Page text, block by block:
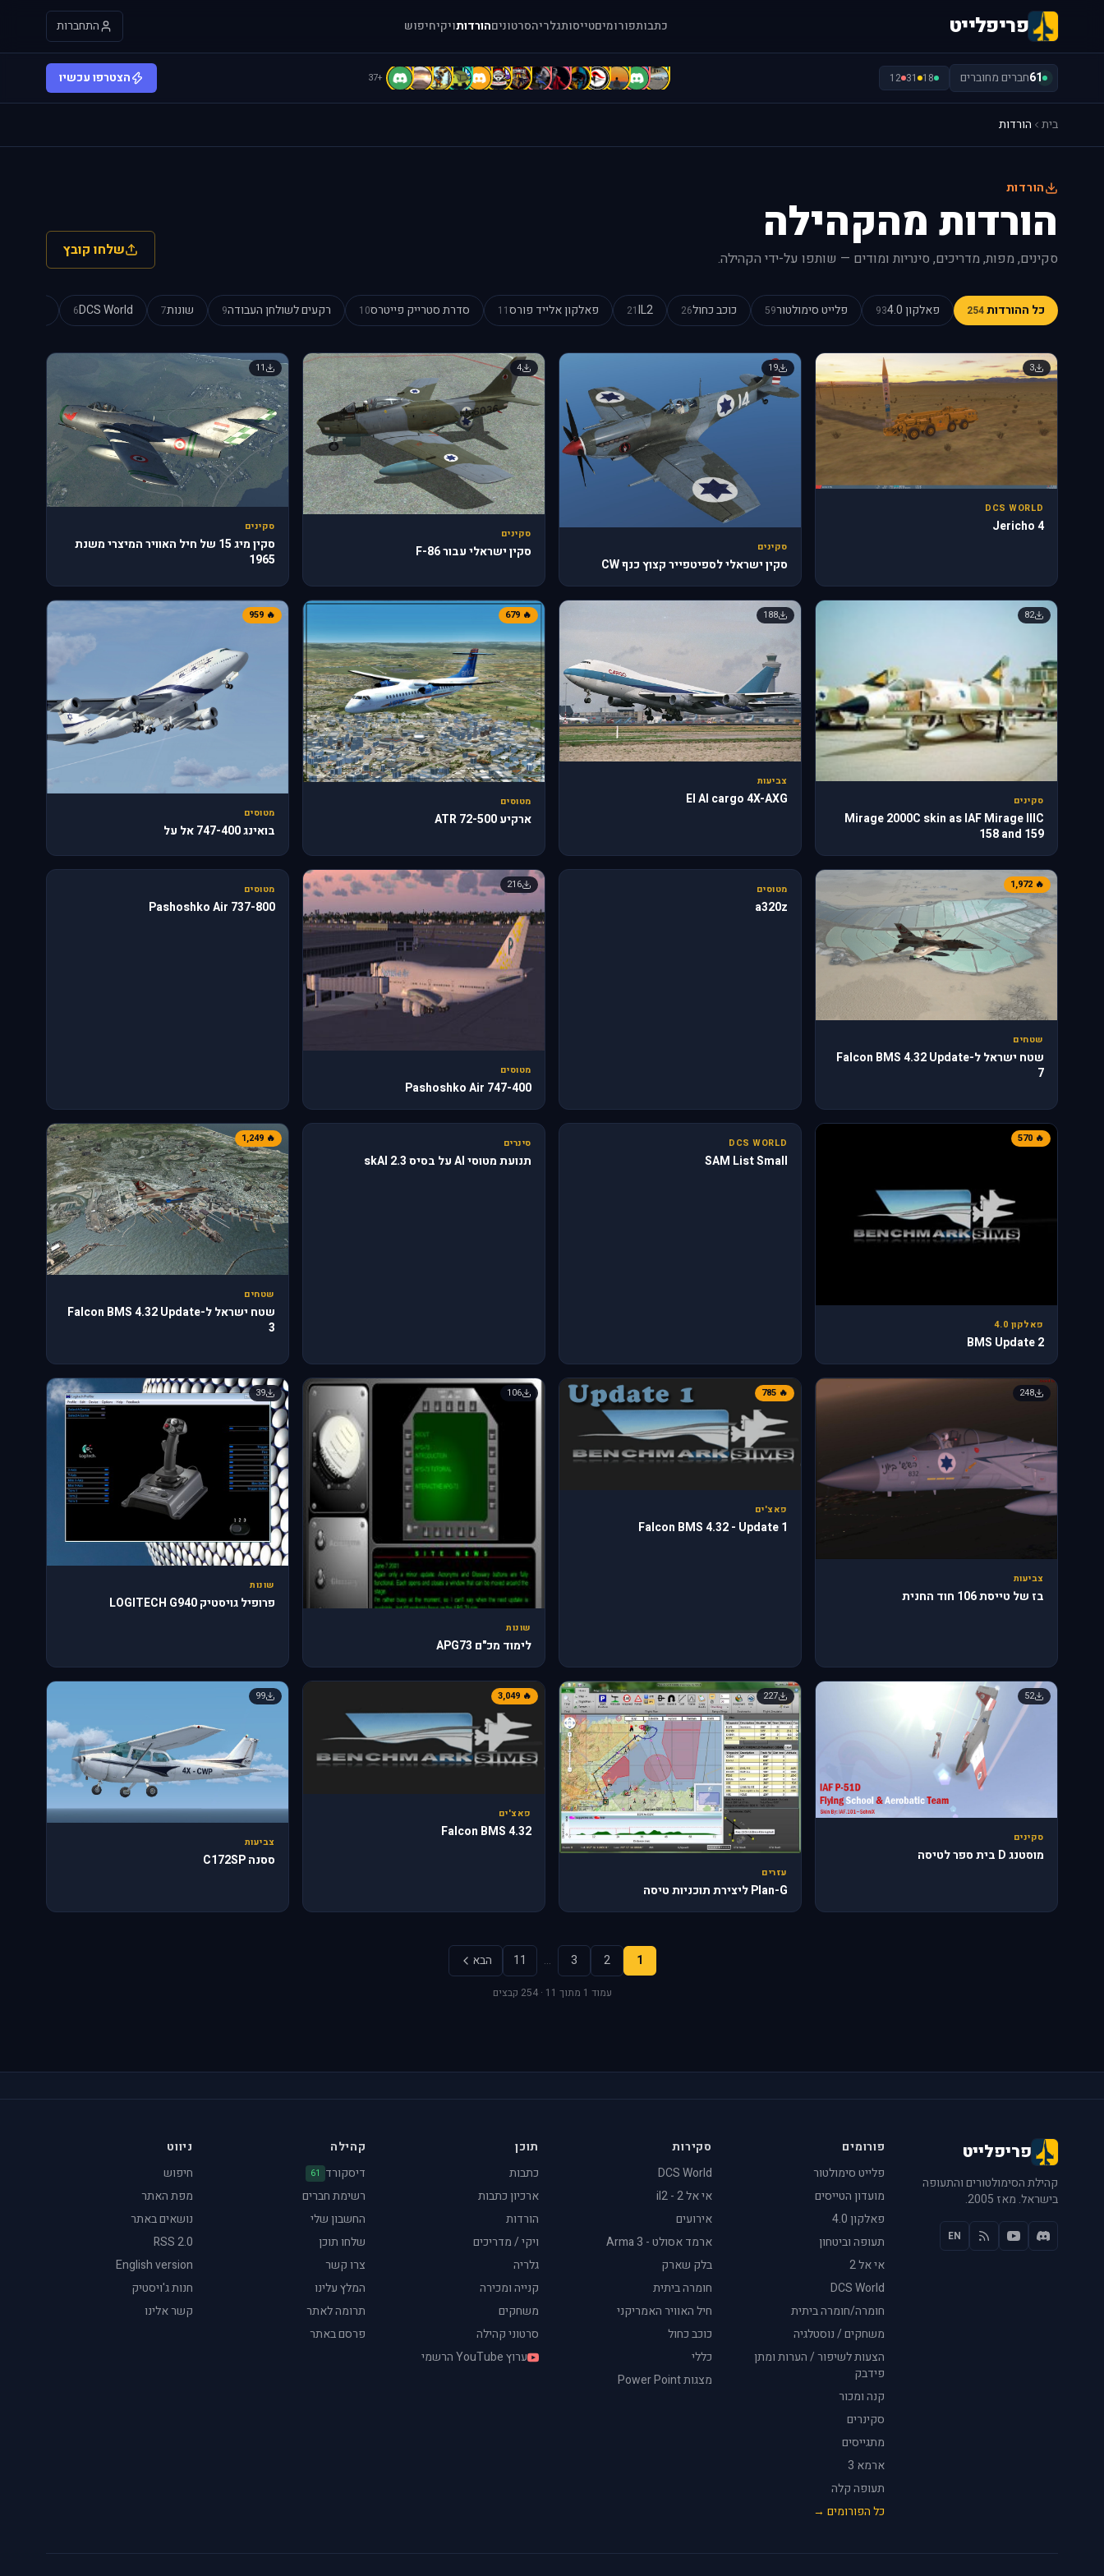
פריפלייט כתבותפורומיםטייסותגלריהסרטוניםהורדותויקיחיפוש התחברות
61חברים מחוברים 18
31
12
[
a
A
A
A
A
A
b
b
B
C
C
D
D
+37 הצטרפו עכשיו
בית הורדות
הורדות
הורדות מהקהילה
סקינים, מפות, מדריכים, סינריות ומודים — שותפו על-ידי הקהילה. שלחו קובץ
כל ההורדות254 פאלקון 4.0 93 פלייט סימולטור59 כוכב כחול26
IL2
21 פאלקון אלייד פורס11 סדרת סטרייק פייטרס10 רקעים לשולחן העבודה9 שונות7
DCS World
6
3
DCS WORLD
Jericho 4
19
סקינים
סקין ישראלי לספיטפייר קצוץ כנף CW
4
סקינים
סקין ישראלי עבור F-86
11
סקינים
סקין מיג 15 של חיל האוויר המיצרי משנת
1965
82
סקינים
Mirage 2000C skin as IAF Mirage IIIC
158 and 159
188
צביעות
El Al cargo 4X-AXG
🔥 679
מטוסים
ארקיע ATR 72-500
🔥 959
מטוסים
בואינג 747-400 אל על
🔥 1,972
שטחים
שטח ישראל ל-Falcon BMS 4.32 Update
7
🔥 818
מטוסים
a320z
216
מטוסים
747-400 Pashoshko Air
187
מטוסים
737-800 Pashoshko Air
🔥 570
פאלקון 4.0
BMS Update 2
31
DCS WORLD
SAM List Small
🔥 610
סינרים
תנועת מטוסי AI על בסיס skAI 2.3
🔥 1,249
שטחים
שטח ישראל ל-Falcon BMS 4.32 Update
3
248
צביעות
בז של טייסת 106 חוד החנית
🔥 785
פאצ'ים
Falcon BMS 4.32 - Update 1
106
שונות
לימוד מכ"ם APG73
39
שונות
פרופיל גויסטיק LOGITECH G940
52
סקינים
מוסטנג D בית ספר לטיסה
227
עזרים
Plan-G ליצירת תוכניות טיסה
🔥 3,049
פאצ'ים
Falcon BMS 4.32
99
צביעות
ססנה C172SP
1
2
3
…
11 הבא
עמוד 1 מתוך 11 · 254 קבצים
פריפלייט
קהילת הסימולטורים והתעופה
בישראל. מאז 2005.
EN
פורומים
פלייט סימולטור
מועדון הטייסים
פאלקון 4.0
תעופה וביטחון
אי אל 2
DCS World
חומרה/חומרה ביתית
משחקים / נוסטלגיה
הצעות לשיפור / הערות ומתן
פידבק
קנה ומכור
סקינרים
מתגייסים
ארמא 3
תעופה קלה
כל הפורומים →
סקירות
DCS World
אי אל 2 - il2
אירועים
ארמד אסולט - Arma 3
בלק שארק
חומרה ביתית
חיל האוויר האמריקני
כוכב כחול
כללי
מצגות Power Point
תוכן
כתבות
ארכיון כתבות
הורדות
ויקי / מדריכים
גלריה
קנייה ומכירה
משחקים
סרטוני קהילה
ערוץ YouTube הרשמי
קהילה
דיסקורד
61
רשימת חברים
החשבון שלי
שלחו תוכן
צרו קשר
המלץ עלינו
תרומה לאתר
פרסם באתר
ניווט
חיפוש
מפת האתר
נושאים באתר
RSS 2.0
English version
חנות ג'ויסטיק
קשר אלינו